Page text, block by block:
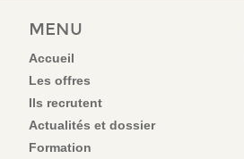
MENU
Accueil
Les offres
Ils recrutent
Actualités et dossier
Formation